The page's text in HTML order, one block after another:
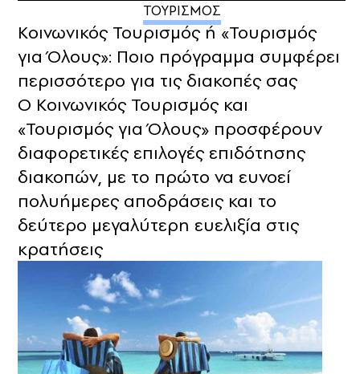
ΤΟΥΡΙΣΜΟΣ
Κοινωνικός Τουρισμός ή «Τουρισμός
για Όλους»: Ποιο πρόγραμμα συμφέρει
περισσότερο για τις διακοπές σας
Ο Κοινωνικός Τουρισμός και
«Τουρισμός για Όλους» προσφέρουν
διαφορετικές επιλογές επιδότησης
διακοπών, με το πρώτο να ευνοεί
πολυήμερες αποδράσεις και το
δεύτερο μεγαλύτερη ευελιξία στις
κρατήσεις